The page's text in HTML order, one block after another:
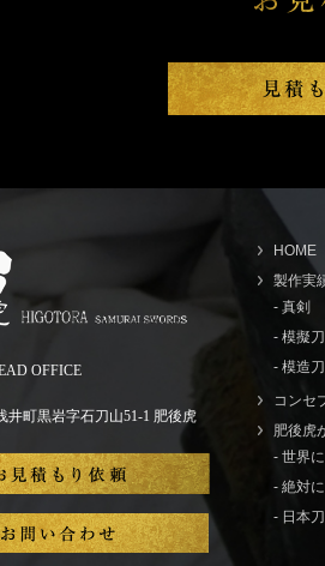
OFFICE
井町黒岩字石刀山51-1 肥後虎
HOME
製作実
- 真剣
- 模擬
- 模造刀
コンセ
肥後虎
- 世界
- 絶対
- 日本